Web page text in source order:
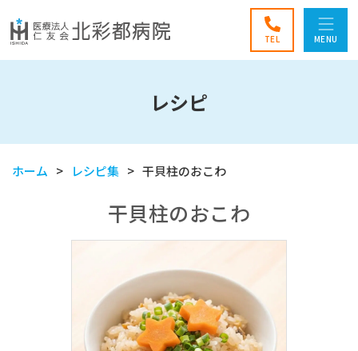
TEL MENU
レシピ
ホーム レシピ集 干貝柱のおこわ
干貝柱のおこわ